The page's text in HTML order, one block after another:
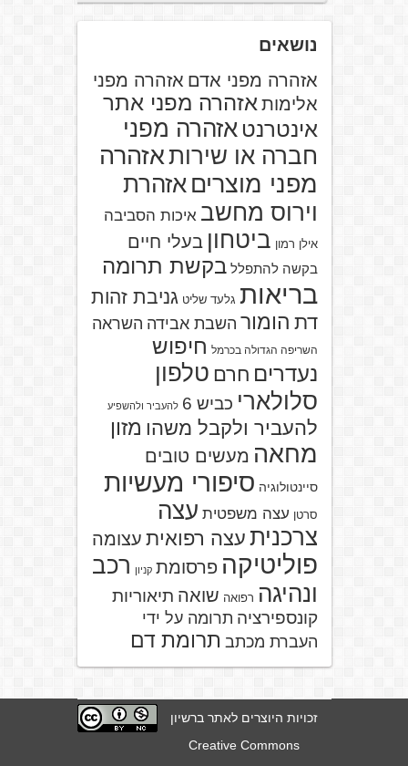
נושאים
אזהרה מפני אדם אזהרה מפני
אלימות אזהרה מפני אתר
אינטרנט אזהרה מפני
חברה או שירותאזהרה
מפני מוצרים אזהרת
וירוס מחשב איכות הסביבה
אילן רמון ביטחון בעלי חיים
בקשה להתפלל בקשת תרומה
בריאות גלעד שליט גניבת זהות
דת הומור השבת אבידה השראה
השריפה הגדולה בכרמל חיפוש
נעדרים חרם טלפון
סלולארי כביש 6 להעביר ולהשפיע
להעביר ולקבל משהו מזון
מחאה מעשים טובים
סיינטולוגיה סיפורי מעשיות
סרטן עצה משפטית עצה
צרכנית עצה רפואית עצומה
פוליטיקה פרסומת קניון רכב
ונהיגה רפואה שואה תיאוריות
קונספירציה תרומה על ידי
העברת מכתב תרומת דם
זכויות היוצרים לאתר ברשיון
Creative Commons